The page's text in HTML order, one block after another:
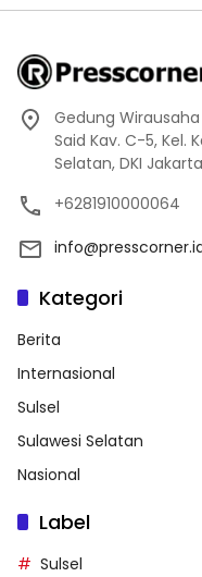
Gedung Wirausaha
Said Kav. C-5, Kel.
Selatan, DKI
+6281910000064
Kategori
Berita
Internasional
Sulsel
Sulawesi Selatan
Nasional
Label
Sulsel